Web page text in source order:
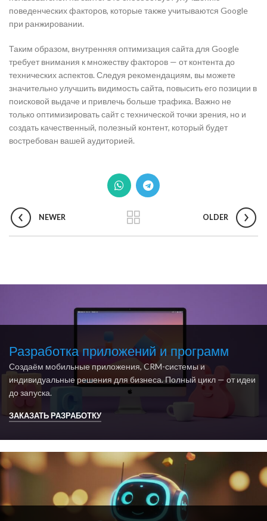
поведенческих факторов, которые также учитываются Google
при ранжировании.
Таким образом, внутренняя оптимизация сайта для Google
требует внимания к множеству факторов — от контента до
технических аспектов. Следуя рекомендациям, вы можете
значительно улучшить видимость сайта, повысить его позиции в
поисковой выдаче и привлечь больше трафика. Важно не
только оптимизировать сайт с технической точки зрения, но и
создать качественный, полезный контент, который будет
востребован вашей аудиторией.
NEWER OLDER
Разработка приложений и программ
Создаём мобильные приложения, CRM-системы и
индивидуальные решения для бизнеса. Полный цикл — от идеи
до запуска.
ЗАКАЗАТЬ РАЗРАБОТКУ